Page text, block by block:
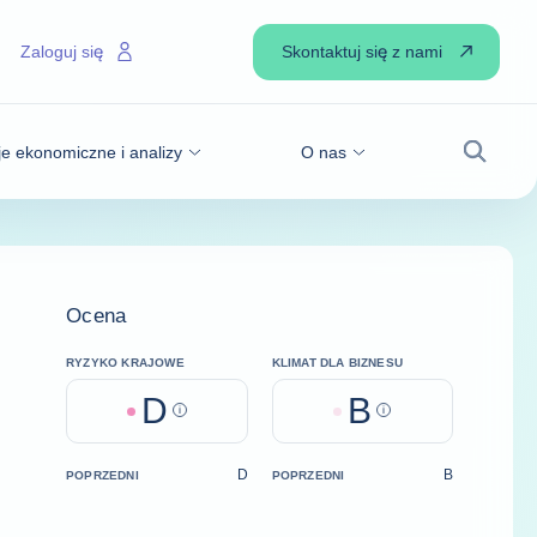
ekonomiczne i analizy O nas
Zaloguj się Skontaktuj się z nami
Ocena
RYZYKO KRAJOWE
D Help
KLIMAT DLA BIZNESU
B Help
POPRZEDNI D POPRZEDNI B